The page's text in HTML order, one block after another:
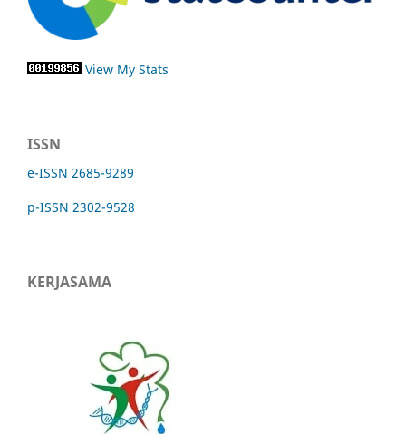
View My Stats
ISSN
e-ISSN 2685-9289
p-ISSN 2302-9528
KERJASAMA